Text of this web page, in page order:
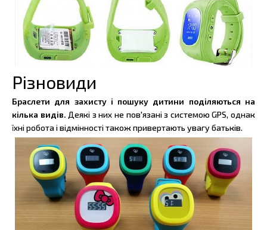
Різновиди
Браслети для захисту і пошуку дитини поділяються на
кілька видів. Деякі з них не пов'язані з системою GPS, однак
їхні робота і відмінності також привертають увагу батьків.